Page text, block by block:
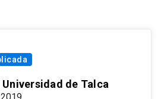
de Talca